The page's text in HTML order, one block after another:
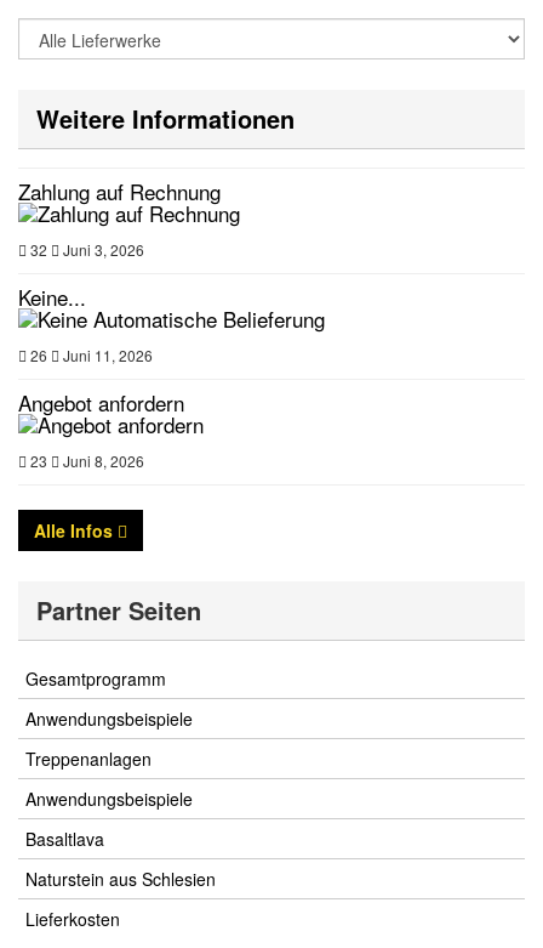
Weitere Informationen
Zahlung auf Rechnung
32 Juni 3, 2026
Keine...
26 Juni 11, 2026
Angebot anfordern
23 Juni 8, 2026
Alle Infos
Partner Seiten
Gesamtprogramm
Anwendungsbeispiele
Treppenanlagen
Anwendungsbeispiele
Basaltlava
Naturstein aus Schlesien
Lieferkosten